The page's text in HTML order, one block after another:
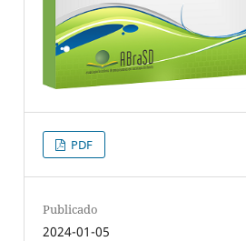
PDF
Publicado
2024-01-05